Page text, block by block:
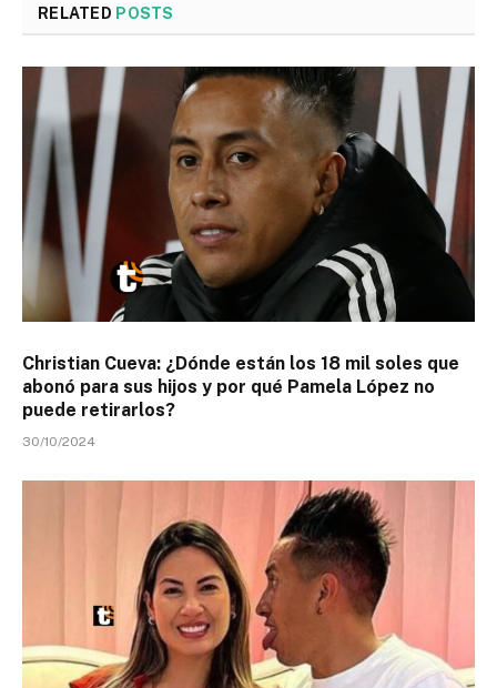
RELATED POSTS
Christian Cueva: ¿Dónde están los 18 mil soles que
abonó para sus hijos y por qué Pamela López no
puede retirarlos?
30/10/2024